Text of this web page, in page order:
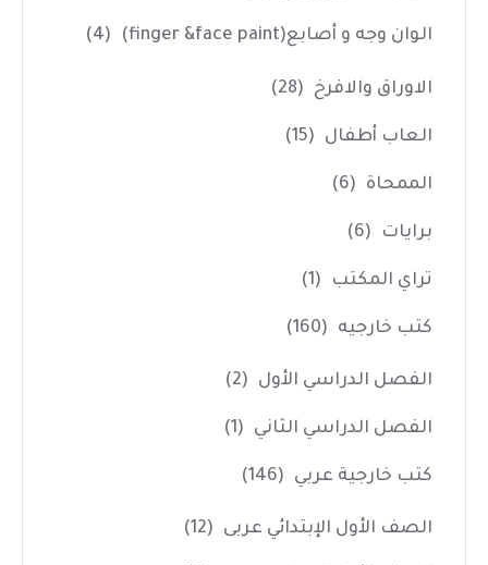
الوان وجه و أصابع(finger &face paint) (4)
الاوراق والافرخ (28)
العاب أطفال (15)
الممحاة (6)
برايات (6)
تراي المكتب (1)
كتب خارجيه (160)
الفصل الدراسي الأول (2)
الفصل الدراسي الثاني (1)
كتب خارجية عربي (146)
الصف الأول الإبتدائي عربى (12)